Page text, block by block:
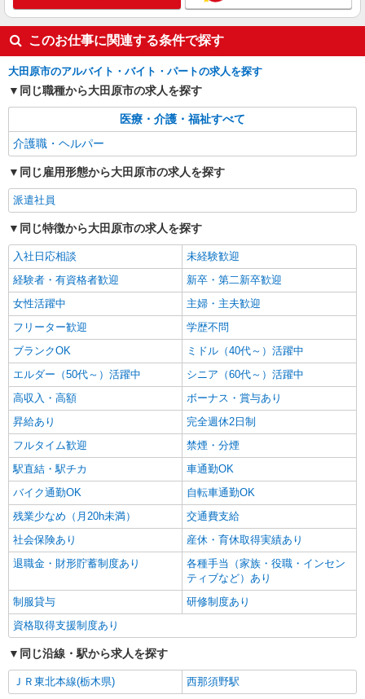
派遣社員
株式会社kotrio /●UT-H-2068740
＼収入アップを全面サポート／小規模デイ
STAFF｜資格支援制度あり
時給1500円〜2125円 ＜日払い有/週払い有/交
通費全支給(ガソリン代含む)＞
大田原市 大田原市役所そば
キープ
このお仕事に関連する条件で探す
大田原市のアルバイト・バイト・パートの求人を探す
同じ職種から大田原市の求人を探す
医療・介護・福祉すべて
介護職・ヘルパー
同じ雇用形態から大田原市の求人を探す
派遣社員
同じ特徴から大田原市の求人を探す
入社日応相談
未経験歓迎
経験者・有資格者歓迎
新卒・第二新卒歓迎
女性活躍中
主婦・主夫歓迎
フリーター歓迎
学歴不問
ブランクOK
ミドル（40代～）活躍中
エルダー（50代～）活躍中
シニア（60代～）活躍中
高収入・高額
ボーナス・賞与あり
昇給あり
完全週休2日制
フルタイム歓迎
禁煙・分煙
駅直結・駅チカ
車通勤OK
バイク通勤OK
自転車通勤OK
残業少なめ（月20h未満）
交通費支給
社会保険あり
産休・育休取得実績あり
退職金・財形貯蓄制度あり
各種手当（家族・役職・インセン
ティブなど）あり
制服貸与
研修制度あり
資格取得支援制度あり
同じ沿線・駅から求人を探す
ＪＲ東北本線(栃木県) 西那須野駅